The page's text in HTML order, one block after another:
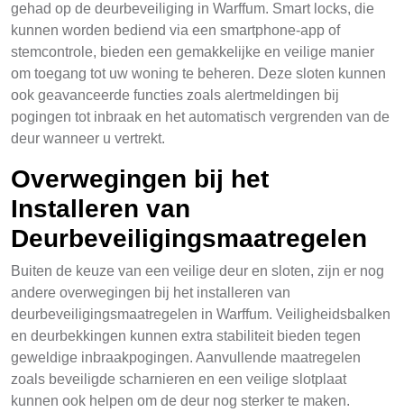
gehad op de deurbeveiliging in Warffum. Smart locks, die
kunnen worden bediend via een smartphone-app of
stemcontrole, bieden een gemakkelijke en veilige manier
om toegang tot uw woning te beheren. Deze sloten kunnen
ook geavanceerde functies zoals alertmeldingen bij
pogingen tot inbraak en het automatisch vergrenden van de
deur wanneer u vertrekt.
Overwegingen bij het
Installeren van
Deurbeveiligingsmaatregelen
Buiten de keuze van een veilige deur en sloten, zijn er nog
andere overwegingen bij het installeren van
deurbeveiligingsmaatregelen in Warffum. Veiligheidsbalken
en deurbekkingen kunnen extra stabiliteit bieden tegen
geweldige inbraakpogingen. Aanvullende maatregelen
zoals beveiligde scharnieren en een veilige slotplaat
kunnen ook helpen om de deur nog sterker te maken.